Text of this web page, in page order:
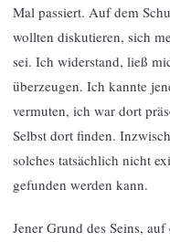
Mal passiert. Auf dem
wollten diskutieren, sich
sei. Ich widerstand, ließ
überzeugen. Ich kannte
vermuten, ich war dort
Selbst dort finden.
solches tatsächlich nicht
gefunden werden kann.
Jener Grund des Seins,